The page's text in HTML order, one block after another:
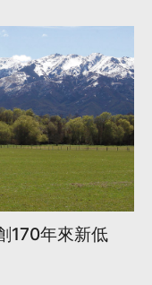
170年來新低